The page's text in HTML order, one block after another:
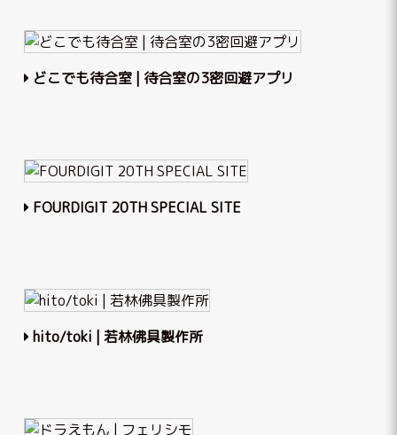
どこでも待合室 | 待合室の3密回避アプリ
FOURDIGIT 20TH SPECIAL SITE
hito/toki | 若林佛具製作所